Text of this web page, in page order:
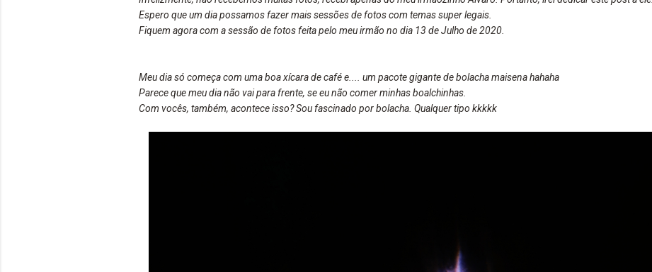
Espero que um dia possamos fazer mais sessões de fotos com temas super legais.
Fiquem agora com a sessão de fotos feita pelo meu irmão no dia 13 de Julho de 2020.
Meu dia só começa com uma boa xícara de café e.... um pacote gigante de bolacha maisena hahaha
Parece que meu dia não vai para frente, se eu não comer minhas boalchinhas.
Com vocês, também, acontece isso? Sou fascinado por bolacha. Qualquer tipo kkkkk